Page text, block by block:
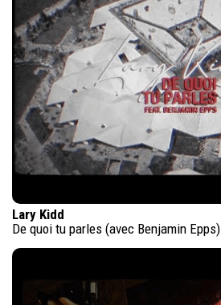
Lary Kidd
De quoi tu parles (avec Benjamin Epps)